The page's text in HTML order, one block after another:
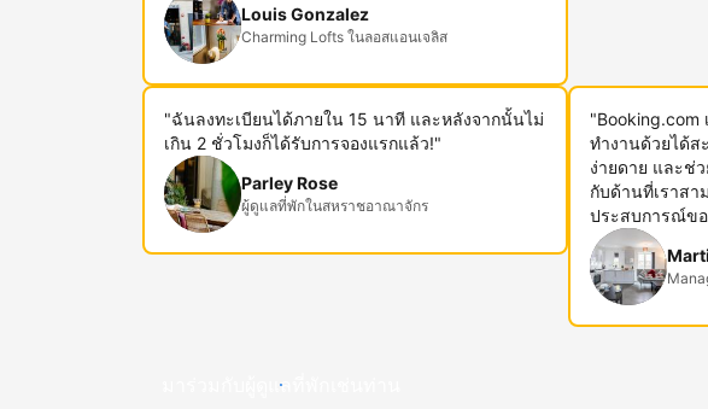
Louis Gonzalez
Charming Lofts ในลอสแอนเจลิส
"ฉันลงทะเบียนได้ภายใน 15 นาที และหลังจากนั้นไม่
เกิน 2 ชั่วโมงก็ได้รับการจองแรกแล้ว!"
Parley Rose
ผู้ดูแลที่พักในสหราชอาณาจักร
"Booking.com
ทำงานด้วยได้ส
ง่ายดาย และช่
กับด้านที่เราสา
ประสบการณ์ข
มาร่วมกับผู้ดูแลที่พักเช่นท่าน